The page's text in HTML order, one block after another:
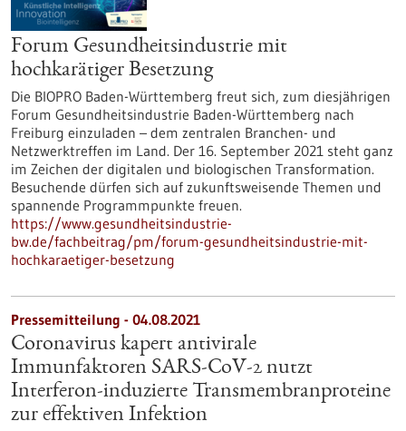
Forum Gesundheitsindustrie mit
hochkarätiger Besetzung
Die BIOPRO Baden-Württemberg freut sich, zum diesjährigen
Forum Gesundheitsindustrie Baden-Württemberg nach
Freiburg einzuladen – dem zentralen Branchen- und
Netzwerktreffen im Land. Der 16. September 2021 steht ganz
im Zeichen der digitalen und biologischen Transformation.
Besuchende dürfen sich auf zukunftsweisende Themen und
spannende Programmpunkte freuen.
https://www.gesundheitsindustrie-
bw.de/fachbeitrag/pm/forum-gesundheitsindustrie-mit-
hochkaraetiger-besetzung
Pressemitteilung - 04.08.2021
Coronavirus kapert antivirale
Immunfaktoren SARS-CoV-2 nutzt
Interferon-induzierte Transmembranproteine
zur effektiven Infektion